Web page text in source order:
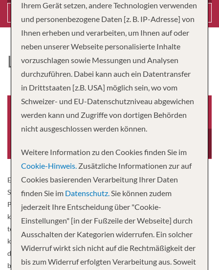
LE PONANT
Baujahr
Besatzung
Erleben Sie das Privileg einer entspannenden Kreuzfahrt auf einer
Segeljacht. Man muss kein passionierter Segler sein, um auf der Le
Ponant zu reisen. Auch als Liebhaber werden Sie auf Ihre Kosten
kommen, auch wenn Sie leider nicht an den Segelmanövern
teilnehmen dürfen. Wie auf einer Privatjacht wird hier in einer
kleinen Gruppe von höchstens 64 Gästen gesegelt. Natürlich steht
die Crew stets für Fragen zur Verfügung. Entspannung finden Sie
besonders an Deck, unter den weißen Segeln und dem azurblauen
Ihrem Gerät setzen, andere Technologien verwenden
und personenbezogene Daten [z. B. IP-Adresse] von
Ihnen erheben und verarbeiten, um Ihnen auf oder
neben unserer Webseite personalisierte Inhalte
vorzuschlagen sowie Messungen und Analysen
durchzuführen. Dabei kann auch ein Datentransfer
in Drittstaaten [z.B. USA] möglich sein, wo vom
Schweizer- und EU-Datenschutzniveau abgewichen
werden kann und Zugriffe von dortigen Behörden
nicht ausgeschlossen werden können.
Weitere Information zu den Cookies finden Sie im
Cookie-Hinweis. Zusätzliche Informationen zur auf
Cookies basierenden Verarbeitung Ihrer Daten
finden Sie im Datenschutz.Sie können zudem
jederzeit Ihre Entscheidung über "Cookie-
Einstellungen" [in der Fußzeile der Webseite] durch
Ausschalten der Kategorien widerrufen. Ein solcher
Widerruf wirkt sich nicht auf die Rechtmäßigkeit der
bis zum Widerruf erfolgten Verarbeitung aus. Soweit